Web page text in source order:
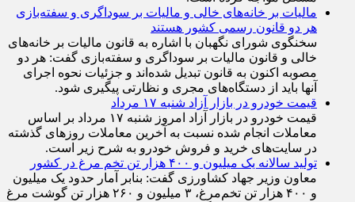
مالیات بر خانه‌های خالی و مالیات بر سوداگری و سفته‌بازی
هر دو قانون رسمی کشور هستند
سخنگوی شورای نگهبان با اشاره به قانون مالیات بر خانه‌های
خالی و قانون مالیات بر سوداگری و سفته‌بازی گفت: هر دو
مصوبه اکنون به قانون تبدیل شده‌اند و جزئیات نحوه اجرای
آنها باید از دستگاه‌های مجری و نظارتی پیگیری شود.
قیمت خودرو در بازار آزاد شنبه ۱۷ مرداد
قیمت خودرو در بازار آزاد امروز شنبه ۱۷ مرداد بر اساس
معاملات انجام شده نسبت به آخرین معاملات روز‌های گذشته
در سایت‌های خرید و فروش خودرو به شرح زیر است.
تولید سالانه یک میلیون و ۴۰۰ هزار تن تخم مرغ در کشور
معاون وزیر جهاد کشاورزی گفت: بنابر آمار حدود یک میلیون
و ۴۰۰ هزار تن تخم‌مرغ، ۳ میلیون و ۲۶۰ هزار تن گوشت مرغ